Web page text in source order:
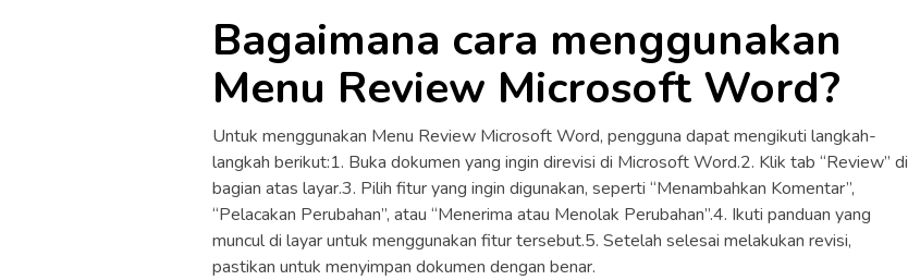
Bagaimana cara menggunakan
Menu Review Microsoft Word?
Untuk menggunakan Menu Review Microsoft Word, pengguna dapat mengikuti langkah-
langkah berikut:1. Buka dokumen yang ingin direvisi di Microsoft Word.2. Klik tab “Review” di
bagian atas layar.3. Pilih fitur yang ingin digunakan, seperti “Menambahkan Komentar”,
“Pelacakan Perubahan”, atau “Menerima atau Menolak Perubahan”.4. Ikuti panduan yang
muncul di layar untuk menggunakan fitur tersebut.5. Setelah selesai melakukan revisi,
pastikan untuk menyimpan dokumen dengan benar.